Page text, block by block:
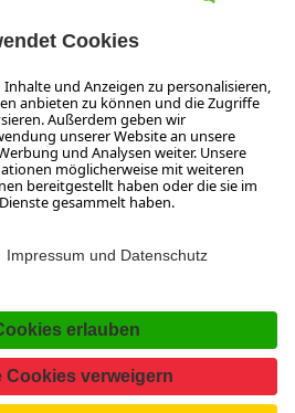
im SalzburgerLand
im SalzburgerLand
Urlaubsangebote
Newsroom
Presse